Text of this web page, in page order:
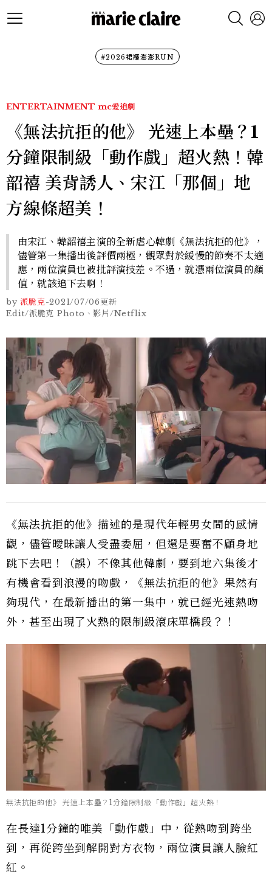
#2026裙襬澎澎RUN
ENTERTAINMENT mc愛追劇
《無法抗拒的他》 光速上本壘？1
分鐘限制級「動作戲」超火熱！韓
韶禧 美背誘人、宋江「那個」地
方線條超美！
由宋江、韓韶禧主演的全新虐心韓劇《無法抗拒的他》，
儘管第一集播出後評價兩極，觀眾對於緩慢的節奏不太適
應，兩位演員也被批評演技差。不過，就憑兩位演員的顏
值，就該追下去啊！
by 派脆克-2021/07/06更新
Edit/派脆克 Photo、影片/Netflix
《無法抗拒的他》描述的是現代年輕男女間的感情
觀，儘管曖昧讓人受盡委屈，但還是要奮不顧身地
跳下去吧！（誤）不像其他韓劇，要到地六集後才
有機會看到浪漫的吻戲，《無法抗拒的他》果然有
夠現代，在最新播出的第一集中，就已經光速熱吻
外，甚至出現了火熱的限制級滾床單橋段？！
無法抗拒的他》 光速上本壘？1分鐘限制級「動作戲」超火熱！
在長達1分鐘的唯美「動作戲」中，從熱吻到跨坐
到，再從跨坐到解開對方衣物，兩位演員讓人臉紅
紅。